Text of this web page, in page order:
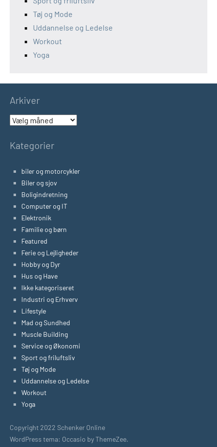
Tøj og Mode
Uddannelse og Ledelse
Workout
Yoga
Arkiver
Arkiver
Kategorier
biler og motorcykler
Biler og sjov
Boligindretning
Computer og IT
Elektronik
Familie og børn
Featured
Ferie og Lejligheder
Hobby og Dyr
Hus og Have
Ikke kategoriseret
Industri og Erhverv
Lifestyle
Mad og Sundhed
Muscle Building
Service og Økonomi
Sport og friluftsliv
Tøj og Mode
Uddannelse og Ledelse
Workout
Yoga
Copyright 2022 Schenker Online
WordPress tema: Occasio by ThemeZee.